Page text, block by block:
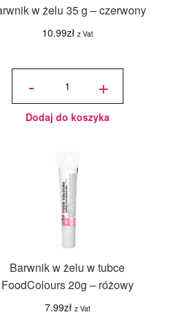
w żelu 35 g – czerwony
10.99zł z Vat
-
ilość
g -
czerwony +
Dodaj do koszyka
Barwnik w żelu w tubce
FoodColours 20g – różowy
7.99zł z Vat